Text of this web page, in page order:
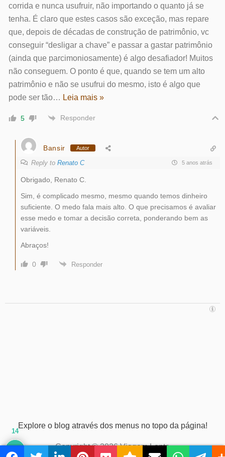
corrida e nunca usufruir, não importando o quanto já se
tenha. É claro que estes casos são exceção, mas repare
que, depois de décadas de construção de patrimônio, vc
conseguir “desligar a chave” e passar a gastar patrimônio
(ainda que parcimoniosamente) é algo desafiador! Muitos
não conseguem. O ponto é que, quando se tem um alto
patrimônio e não se usufrui do mesmo, isto é algo que
pode ser tão… Leia mais »
5 Responder
Bansir Autor
Reply to Renato C 5 anos atrás
Obrigado, Renato C.
Sim, é complicado mesmo, mesmo quando temos dinheiro
suficiente. O medo fala mais alto. O que precisamos é avaliar
esse medo e tomar a decisão correta, ponderando bem as
variáveis.
Abraços!
0 Responder
Explore o blog através dos menus no topo da página!
Copyright © 2026 Viagem Lenta
14